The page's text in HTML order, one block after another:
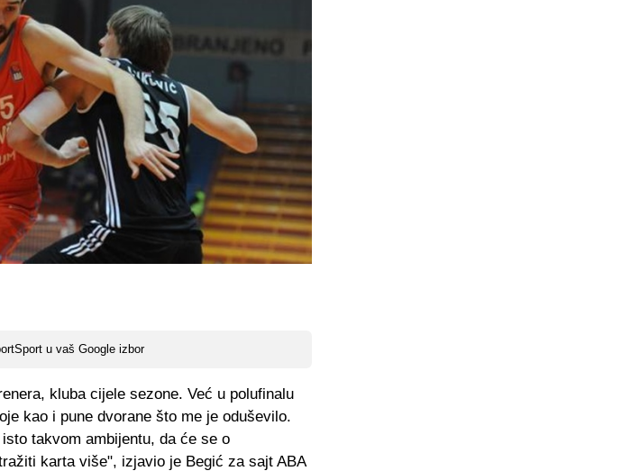
u vaš Google izbor
kluba cijele sezone. Već u polufinalu
kao i pune dvorane što me je oduševilo.
takvom ambijentu, da će se o
karta više", izjavio je Begić za sajt ABA